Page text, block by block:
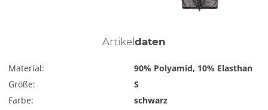
Artikel daten
Material:
90% Polyamid, 10% Elasthan
Größe:
S
Farbe:
schwarz